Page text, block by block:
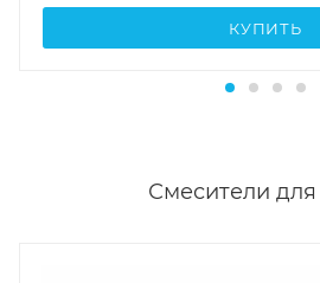
КУПИТЬ
Смесители для